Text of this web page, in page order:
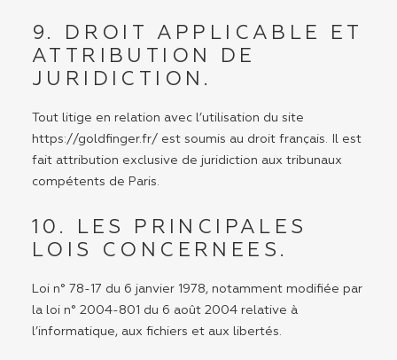
9. DROIT APPLICABLE ET
ATTRIBUTION DE
JURIDICTION.
Tout litige en relation avec l’utilisation du site
https://goldfinger.fr/ est soumis au droit français. Il est
fait attribution exclusive de juridiction aux tribunaux
compétents de Paris.
10. LES PRINCIPALES
LOIS CONCERNEES.
Loi n° 78-17 du 6 janvier 1978, notamment modifiée par
la loi n° 2004-801 du 6 août 2004 relative à
l’informatique, aux fichiers et aux libertés.